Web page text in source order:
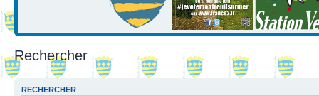
Rechercher
RECHERCHER